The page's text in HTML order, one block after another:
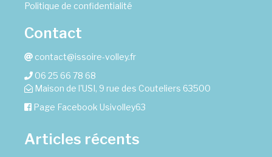
Politique de confidentialité
Contact
contact@issoire-volley.fr
06 25 66 78 68
Maison de l'USI, 9 rue des Couteliers 63500
Page Facebook Usivolley63
Articles récents